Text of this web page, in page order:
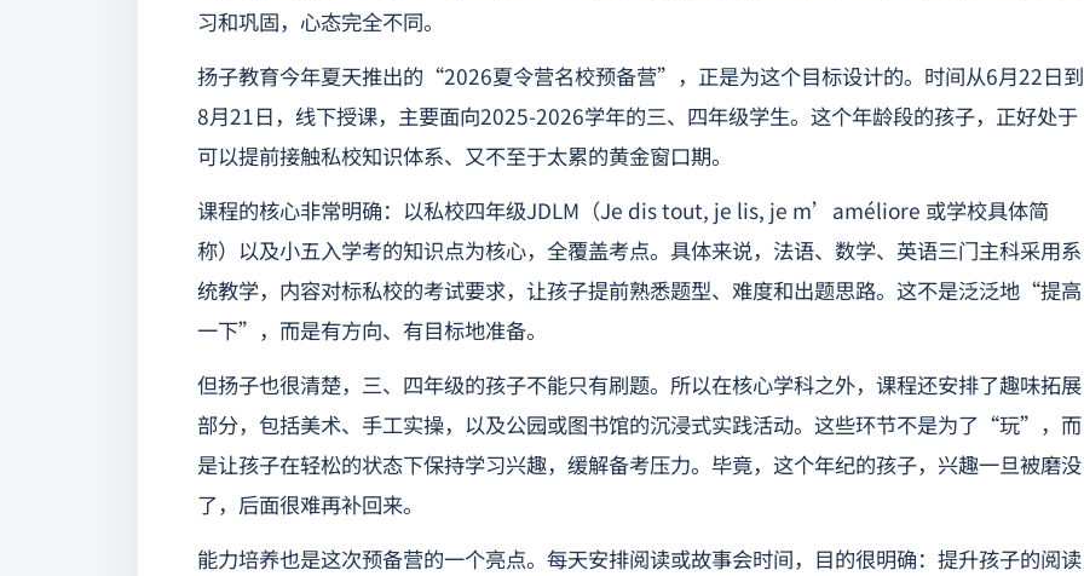
习和巩固，心态完全不同。
扬子教育今年夏天推出的“2026夏令营名校预备营”，正是为这个目标设计的。时间从6月22日到
8月21日，线下授课，主要面向2025-2026学年的三、四年级学生。这个年龄段的孩子，正好处于
可以提前接触私校知识体系、又不至于太累的黄金窗口期。
课程的核心非常明确：以私校四年级JDLM（Je dis tout, je lis, je m’améliore 或学校具体简
称）以及小五入学考的知识点为核心，全覆盖考点。具体来说，法语、数学、英语三门主科采用系
统教学，内容对标私校的考试要求，让孩子提前熟悉题型、难度和出题思路。这不是泛泛地“提高
一下”，而是有方向、有目标地准备。
但扬子也很清楚，三、四年级的孩子不能只有刷题。所以在核心学科之外，课程还安排了趣味拓展
部分，包括美术、手工实操，以及公园或图书馆的沉浸式实践活动。这些环节不是为了“玩”，而
是让孩子在轻松的状态下保持学习兴趣，缓解备考压力。毕竟，这个年纪的孩子，兴趣一旦被磨没
了，后面很难再补回来。
能力培养也是这次预备营的一个亮点。每天安排阅读或故事会时间，目的很明确：提升孩子的阅读